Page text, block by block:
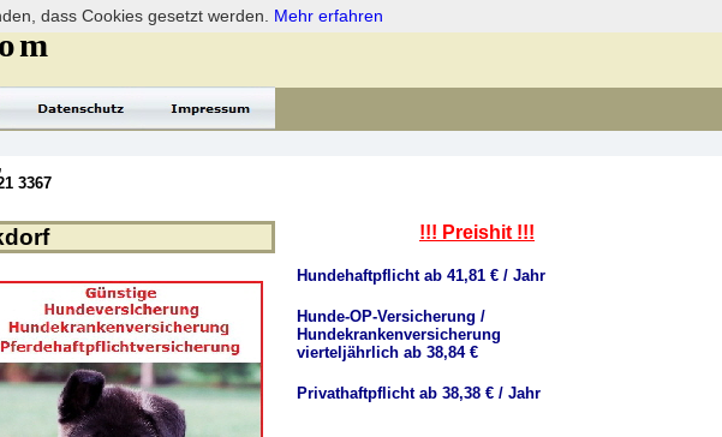
dass Cookies gesetzt werden. Mehr erfahren
3367
!!! Preishit !!!
Hundehaftpflicht ab 41,81 € / Jahr
Hunde-OP-Versicherung /
Hundekrankenversicherung
vierteljährlich ab 38,84 €
Privathaftpflicht ab 38,38 € / Jahr